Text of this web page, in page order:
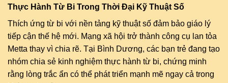
Thực Hành Từ Bi Trong Thời Đại Kỹ Thuật Số
Thích ứng từ bi với nền tảng kỹ thuật số đảm bảo giáo lý
tiếp cận thế hệ mới. Mạng xã hội trở thành công cụ lan tỏa
Metta thay vì chia rẽ. Tại Bình Dương, các bạn trẻ đang tạo
nhóm chia sẻ kinh nghiệm thực hành từ bi, chứng minh
rằng lòng trắc ẩn có thể phát triển mạnh mẽ ngay cả trong